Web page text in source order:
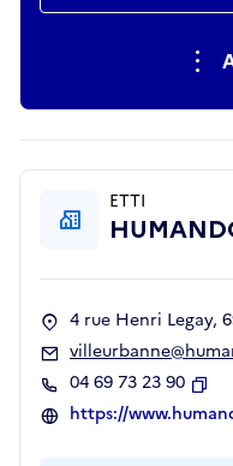
ETTI
4 rue Henri Legay,
04 69 73 23 90
https://